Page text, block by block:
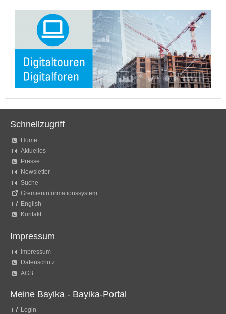
Schnellzugriff
Home
Aktuelles
Presse
Newsletter
Suche
Gremieninformationssystem
English
Kontakt
Impressum
Impressum
Datenschutz
AGB
Meine Bayika - Bayika-Portal
Login